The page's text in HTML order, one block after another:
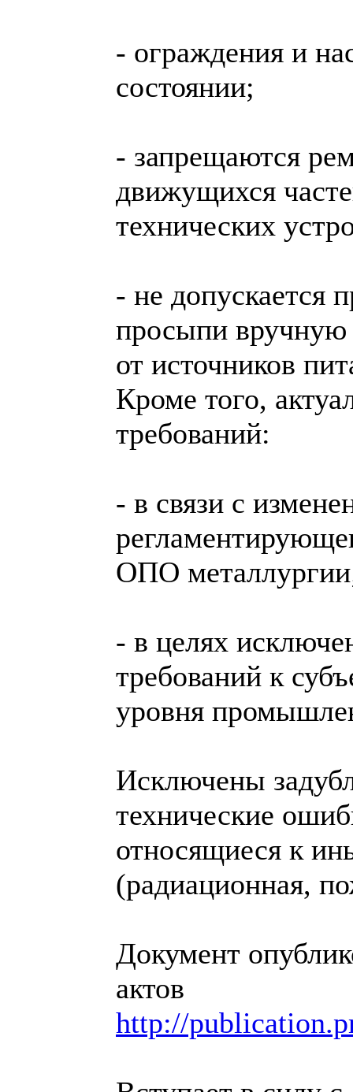
- ограждения и
состоянии;
- запрещаются
движущихся
технических
- не допускается
просыпи вручную
от источников
Кроме того,
требований:
- в связи с
ОПО
- в целях
требований к
уровня
Исключены
технические
относящиеся к
(радиационная,
Документ
актов
http://